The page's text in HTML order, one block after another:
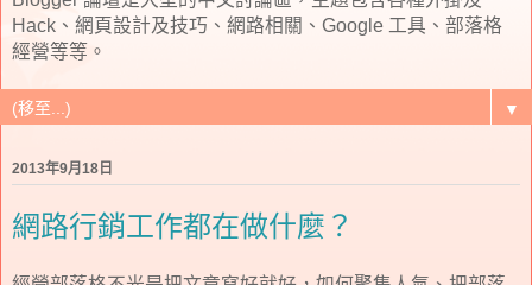
Hack、網頁設計及技巧、網路相關、Google 工具、部落格
經營等等。
▼
2013年9月18日
網路行銷工作都在做什麼？